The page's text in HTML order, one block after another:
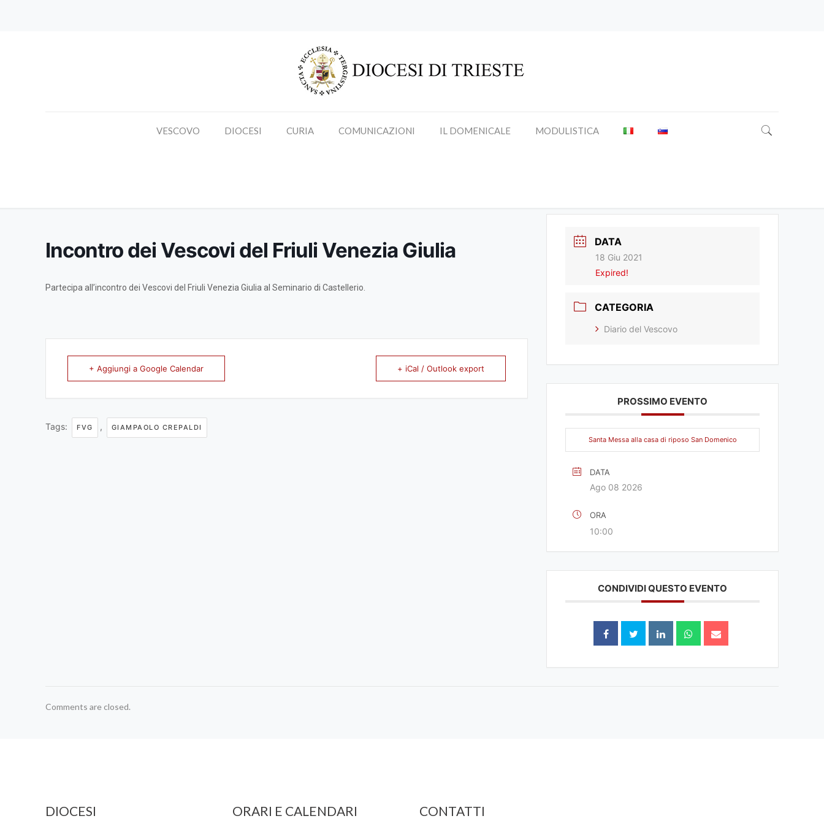
VESCOVO DIOCESI CURIA COMUNICAZIONI IL DOMENICALE MODULISTICA
Incontro dei Vescovi del Friuli Venezia Giulia
Partecipa all’incontro dei Vescovi del Friuli Venezia Giulia al Seminario di Castellerio.
+ Aggiungi a Google Calendar + iCal / Outlook export
Tags: FVG , GIAMPAOLO CREPALDI
DATA
18 Giu 2021
Expired!
CATEGORIA
Diario del Vescovo
PROSSIMO EVENTO
Santa Messa alla casa di riposo San Domenico
DATA
Ago 08 2026
ORA
10:00
CONDIVIDI QUESTO EVENTO
Comments are closed.
DIOCESI ORARI E CALENDARI CONTATTI